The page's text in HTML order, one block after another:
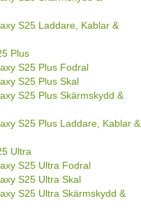
S25 Laddare, Kablar &
Plus
S25 Plus Fodral
S25 Plus Skal
S25 Plus Skärmskydd &
S25 Plus Laddare, Kablar &
Ultra
S25 Ultra Fodral
S25 Ultra Skal
S25 Ultra Skärmskydd &